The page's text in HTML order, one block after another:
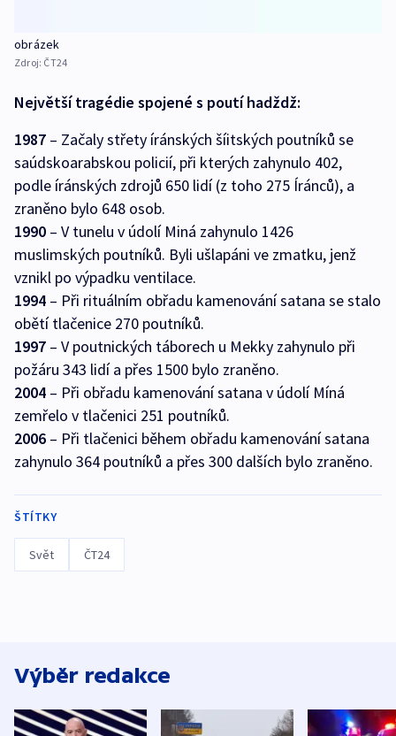
obrázek
Zdroj: ČT24
Největší tragédie spojené s poutí hadždž:
1987 – Začaly střety íránských šíitských poutníků se
saúdskoarabskou policií, při kterých zahynulo 402,
podle íránských zdrojů 650 lidí (z toho 275 Íránců), a
zraněno bylo 648 osob.
1990 – V tunelu v údolí Miná zahynulo 1426
muslimských poutníků. Byli ušlapáni ve zmatku, jenž
vznikl po výpadku ventilace.
1994 – Při rituálním obřadu kamenování satana se stalo
obětí tlačenice 270 poutníků.
1997 – V poutnických táborech u Mekky zahynulo při
požáru 343 lidí a přes 1500 bylo zraněno.
2004 – Při obřadu kamenování satana v údolí Míná
zemřelo v tlačenici 251 poutníků.
2006 – Při tlačenici během obřadu kamenování satana
zahynulo 364 poutníků a přes 300 dalších bylo zraněno.
ŠTÍTKY
Svět ČT24
Výběr redakce